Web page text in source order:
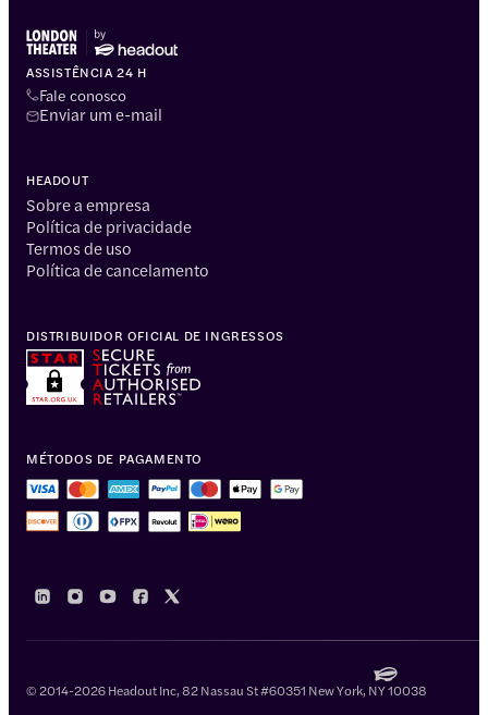
ASSISTÊNCIA 24 H
Fale conosco
Enviar um e-mail
HEADOUT
Sobre a empresa
Política de privacidade
Termos de uso
Política de cancelamento
MÉTODOS DE PAGAMENTO
DISTRIBUIDOR OFICIAL DE INGRESSOS
© 2014-2026 Headout Inc, 82 Nassau St #60351 New York, NY 10038